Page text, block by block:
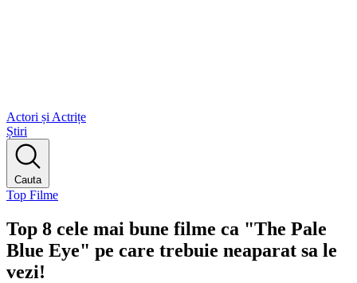
Actori și Actrițe
Știri
Cauta
Top Filme
Top 8 cele mai bune filme ca "The Pale
Blue Eye" pe care trebuie neaparat sa le
vezi!